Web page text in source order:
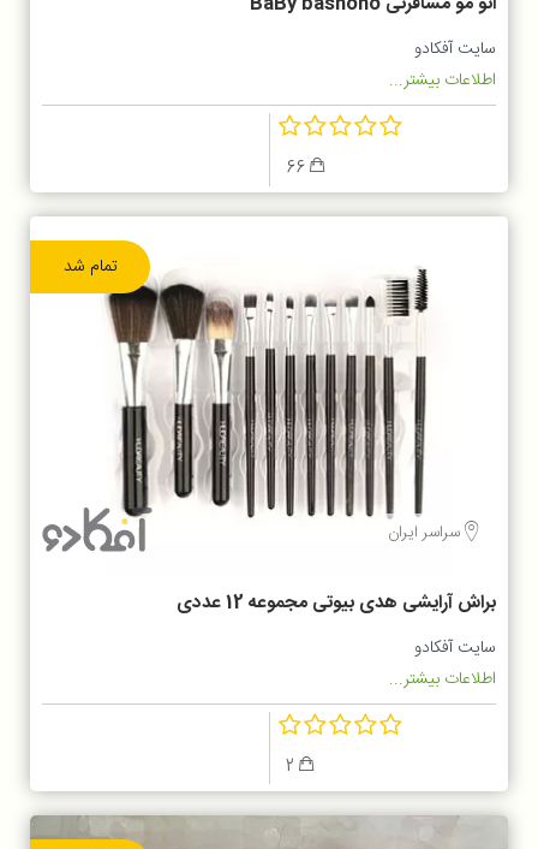
سایت آفکادو
اطلاعات بیشتر...
66
تمام شد
سراسر ایران
براش آرایشی هدی بیوتی مجموعه 12 عددی
سایت آفکادو
اطلاعات بیشتر...
2